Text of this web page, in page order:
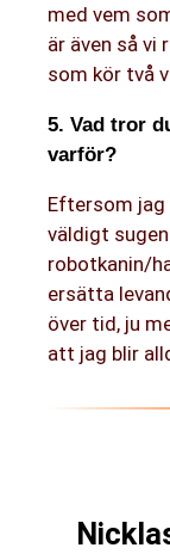
med vem
är även så vi
som kör två
5. Vad tror
varför?
Eftersom
väldigt
robotkanin/
ersätta
över tid, ju
att jag blir